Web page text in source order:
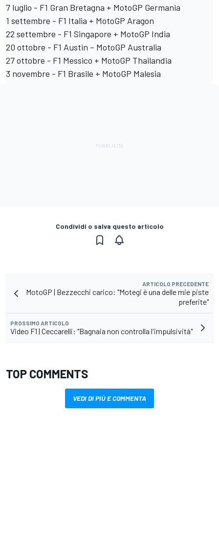
7 luglio - F1 Gran Bretagna + MotoGP Germania
1 settembre - F1 Italia + MotoGP Aragon
22 settembre - F1 Singapore + MotoGP India
20 ottobre - F1 Austin – MotoGP Australia
27 ottobre - F1 Messico + MotoGP Thailandia
3 novembre - F1 Brasile + MotoGP Malesia
Condividi o salva questo articolo
ARTICOLO PRECEDENTE
MotoGP | Bezzecchi carico: "Motegi è una delle mie piste
preferite"
PROSSIMO ARTICOLO
Video F1 | Ceccarelli: "Bagnaia non controlla l'impulsività"
TOP COMMENTS
VEDI DI PIÙ E COMMENTA